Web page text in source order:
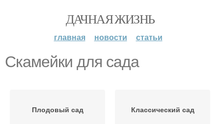
ДАЧНАЯ ЖИЗНЬ
главная новости статьи
Скамейки для сада
Плодовый сад Классический сад